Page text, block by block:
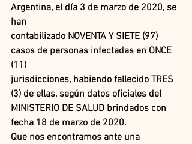
Argentina, el día 3 de marzo de 2020, se
han
contabilizado NOVENTA Y SIETE (97)
casos de personas infectadas en ONCE
(11)
jurisdicciones, habiendo fallecido TRES
(3) de ellas, según datos oficiales del
MINISTERIO DE SALUD brindados con
fecha 18 de marzo de 2020.
Que nos encontramos ante una